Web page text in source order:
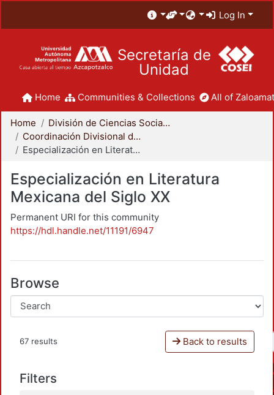
Log In
Secretaría de
Unidad
Home Communities & Collections All of
Home
División de Ciencias Sociales y Humanidades
Coordinación Divisional de Posgrado
Especialización en Literatura Mexicana del Siglo XX
Especialización en Literatura
Mexicana del Siglo XX
Permanent URI for this community
https://hdl.handle.net/11191/6947
Browse
67 results Back to results
Filters